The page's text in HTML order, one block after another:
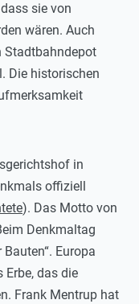
sie von
wären. Auch
Stadtbahndepot
Die historischen
in
offiziell
). Das Motto von
Denkmaltag
Europa
Erbe, das die
Frank Mentrup hat